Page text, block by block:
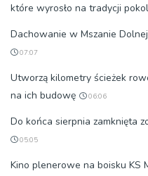
które wyrosło na tradycji
Dachowanie w Mszanie
07:07
Utworzą kilometry ścieżek
na ich budowę
06:06
Do końca sierpnia zamknięta
05:05
Kino plenerowe na boisku KS